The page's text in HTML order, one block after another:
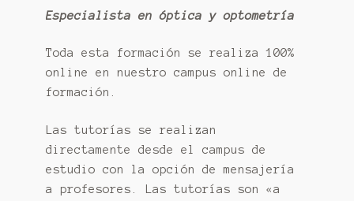
Especialista en óptica y optometría
Toda esta formación se realiza 100%
online en nuestro campus online de
formación.
Las tutorías se realizan
directamente desde el campus de
estudio con la opción de mensajería
a profesores. Las tutorías son «a